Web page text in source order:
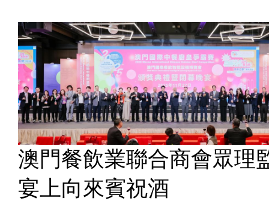
澳門餐飲業聯合商會眾理
宴上向來賓祝酒